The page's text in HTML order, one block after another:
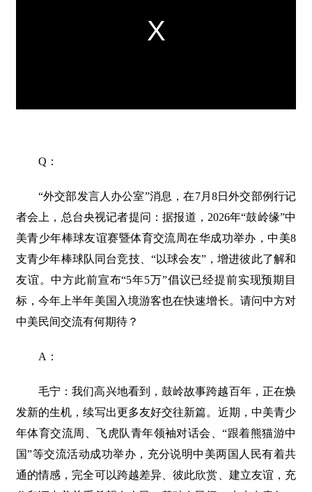
Q：
“外交部发言人办公室”消息，在7月8日外交部例行记
者会上，总台央视记者提问：据报道，2026年“鼓岭缘”中
美青少年棒球友谊赛暨体育交流周在华成功举办，中美8
支青少年棒球队同台竞技、“以球会友”，增进彼此了解和
友谊。中方此前宣布“5年5万”倡议已经提前实现预期目
标，今年上半年美国入境游客也在快速增长。请问中方对
中美民间交流有何期待？
A：
毛宁：我们高兴地看到，鼓岭故事跨越百年，正在焕
发新的生机，续写出更多友好交往新篇。近期，中美青少
年体育交流周、飞虎队青年领袖对话会、“跟着熊猫游中
国”等交流活动成功举办，充分说明中美两国人民有着共
通的情感，完全可以跨越差异、彼此欣赏、建立友谊，充